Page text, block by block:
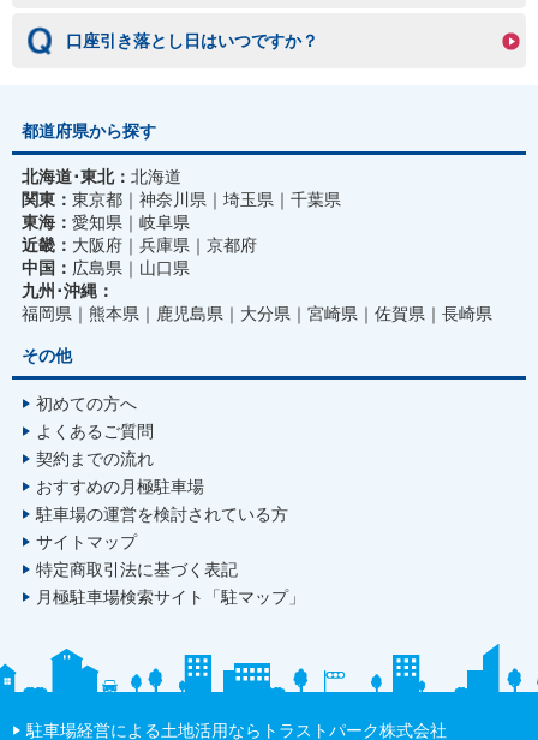
口座引き落とし日はいつですか？
都道府県から探す
北海道･東北： 北海道
関東： 東京都 神奈川県 埼玉県
千葉県
東海： 愛知県
岐阜県
近畿： 大阪府 兵庫県
京都府
中国： 広島県
山口県
九州･沖縄：
福岡県
熊本県 鹿児島県 大分県 宮崎県 佐賀県
長崎県
その他
初めての方へ
よくあるご質問
契約までの流れ
おすすめの月極駐車場
駐車場の運営を検討されている方
サイトマップ
特定商取引法に基づく表記
月極駐車場検索サイト「駐マップ」
駐車場経営による土地活用ならトラストパーク株式会社